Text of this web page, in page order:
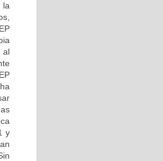
la
al
y